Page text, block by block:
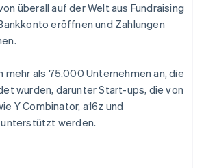
überall auf der Welt aus Fundraising
eröffnen und Zahlungen
mehr als 75.000 Unternehmen an, die
wurden, darunter Start-ups, die von
Y Combinator, a16z und
werden.